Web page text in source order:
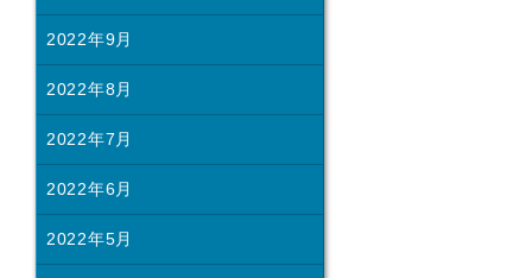
2022年9月
2022年8月
2022年7月
2022年6月
2022年5月